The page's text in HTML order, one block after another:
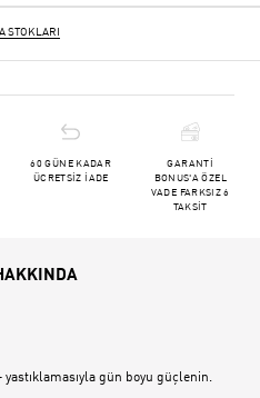
STOKLARI
60 GÜNE KADAR
ÜCRETSİZ İADE
GARANTİ
BONUS'A ÖZEL
VADE FARKSIZ 6
TAKSİT
gün boyu güçlenin.